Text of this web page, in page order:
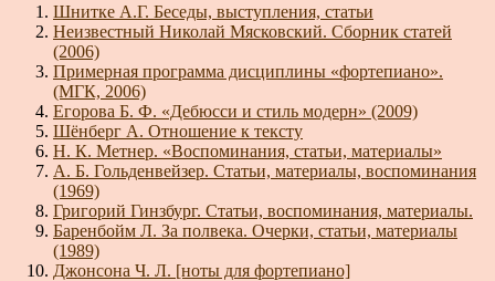
Шнитке А.Г. Беседы, выступления, статьи
Неизвестный Николай Мясковский. Сборник статей
(2006)
Примерная программа дисциплины «фортепиано».
(МГК, 2006)
Егорова Б. Ф. «Дебюсси и стиль модерн» (2009)
Шёнберг А. Отношение к тексту
Н. К. Метнер. «Воспоминания, статьи, материалы»
А. Б. Гольденвейзер. Статьи, материалы, воспоминания
(1969)
Григорий Гинзбург. Статьи, воспоминания, материалы.
Баренбойм Л. За полвека. Очерки, статьи, материалы
(1989)
Джонсона Ч. Л. [ноты для фортепиано]